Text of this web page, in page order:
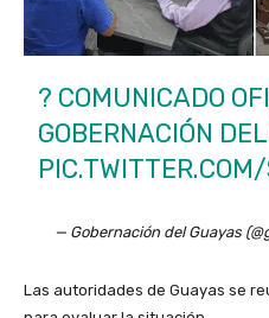
? COMUNICADO
GOBERNACIÓN
— Gobernación del Guayas
Las autoridades de Guayas se